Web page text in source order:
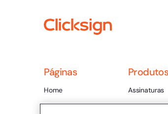
Páginas
Home
Planos e Preços
Assinaturas
Envelope